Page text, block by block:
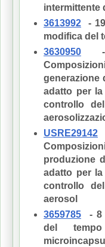
intermittente
3613992 -
modifica del
3630950 -
generazione
adatto per
controllo
USRE29142
produzione
adatto per
controllo
aerosol
3659785 - 8
del tempo